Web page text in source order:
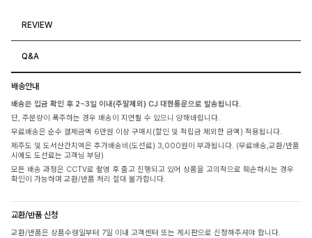
REVIEW
Q&A
배송안내
배송은 입금 확인 후 2~3일 이내(주말제외) CJ 대한통운으로 발송됩니다.
단, 주문량이 폭주하는 경우 배송이 지연될 수 있으니 양해바랍니다.
무료배송은 순수 결제금액 6만원 이상 구매시(할인 및 적립금 제외한 금액) 적용됩니다.
제주도 및 도서산간지역은 추가배송비(도선료) 3,000원이 부과됩니다. (무료배송,교환/반품
시에도 도선료는 고객님 부담)
모든 배송 과정은 CCTV로 촬영 후 출고 진행되고 있어 상품을 고의적으로 훼손하시는 경우
확인이 가능하며 교환/반품 처리 절대 불가합니다.
교환/반품 신청
교환/반품은 상품수령일부터 7일 이내 고객센터 또는 게시판으로 신청해주셔야 합니다.